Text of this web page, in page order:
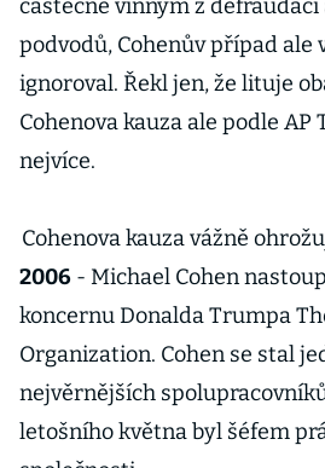
částečně vinným z defraudací
podvodů, Cohenův případ ale
ignoroval. Řekl jen, že lituje
Cohenova kauza ale podle
nejvíce.
Cohenova kauza vážně
2006 - Michael Cohen
koncernu Donalda Trumpa
Organization. Cohen se stal
nejvěrnějších
letošního května byl šéfem